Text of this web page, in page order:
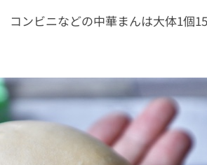
ンビニなどの中華まんは大体1個